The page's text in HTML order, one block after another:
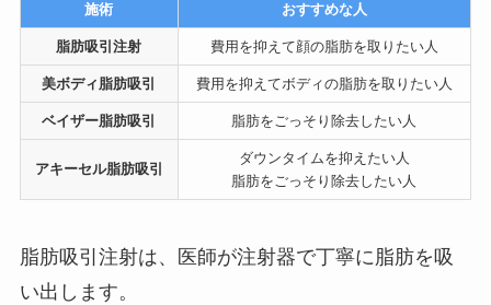
施術 おすすめな人
脂肪吸引注射 費用を抑えて顔の脂肪を取りたい人
美ボディ脂肪吸引 費用を抑えてボディの脂肪を取りたい人
ベイザー脂肪吸引 脂肪をごっそり除去したい人
アキーセル脂肪吸引
ダウンタイムを抑えたい人
脂肪をごっそり除去したい人
脂肪吸引注射は、医師が注射器で丁寧に脂肪を吸
い出します。